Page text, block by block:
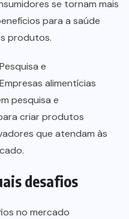
se tornam mais
para a saúde
produtos.
e
alimentícias
pesquisa e
criar produtos
que atendam às
desafios
no mercado